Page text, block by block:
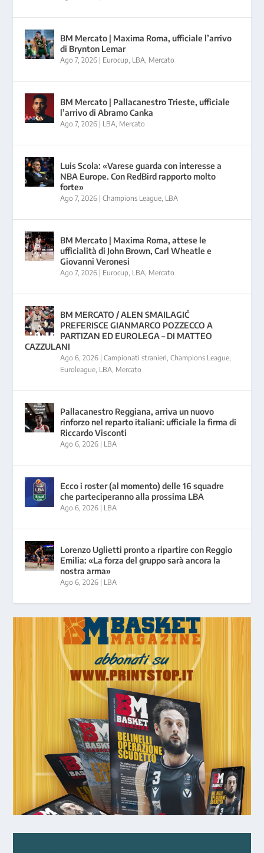
BM Mercato | Maxima Roma, ufficiale l’arrivo
di Brynton Lemar
Ago 7, 2026 | Eurocup, LBA, Mercato
BM Mercato | Pallacanestro Trieste, ufficiale
l’arrivo di Abramo Canka
Ago 7, 2026 | LBA, Mercato
Luis Scola: «Varese guarda con interesse a
NBA Europe. Con RedBird rapporto molto
forte»
Ago 7, 2026 |Champions League, LBA
BM Mercato | Maxima Roma, attese le
ufficialità di John Brown, Carl Wheatle e
Giovanni Veronesi
Ago 7, 2026 | Eurocup, LBA, Mercato
BM MERCATO / ALEN SMAILAGIĆ
PREFERISCE GIANMARCO POZZECCO A
PARTIZAN ED EUROLEGA – DI MATTEO
CAZZULANI
Ago 6, 2026 |Campionati stranieri,Champions League,
Euroleague, LBA, Mercato
Pallacanestro Reggiana, arriva un nuovo
rinforzo nel reparto italiani: ufficiale la firma di
Riccardo Visconti
Ago 6, 2026 | LBA
Ecco i roster (al momento) delle 16 squadre
che parteciperanno alla prossima LBA
Ago 6, 2026 | LBA
Lorenzo Uglietti pronto a ripartire con Reggio
Emilia: «La forza del gruppo sarà ancora la
nostra arma»
Ago 6, 2026 | LBA